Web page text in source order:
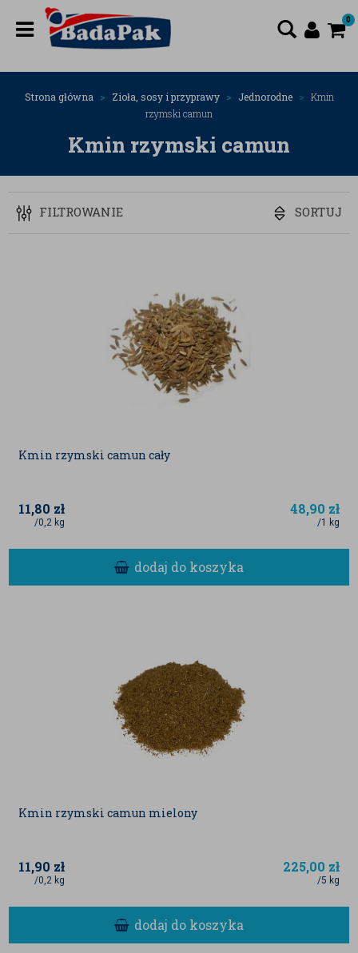
0
Strona główna Zioła, sosy i przyprawy Jednorodne
Kmin
rzymski camun
Kmin rzymski camun
FILTROWANIE SORTUJ
Kmin rzymski camun cały
11,80 zł
/0,2 kg
48,90 zł
/1 kg
dodaj do koszyka
Kmin rzymski camun mielony
11,90 zł
/0,2 kg
225,00 zł
/5 kg
dodaj do koszyka